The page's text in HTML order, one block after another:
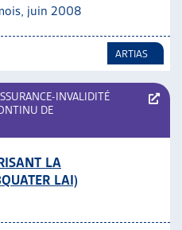
juin 2008
ARTIAS
INVALIDITÉ
DE
LA
LAI)